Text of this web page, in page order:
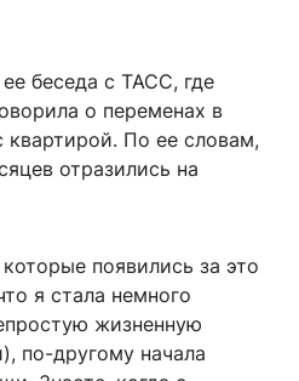
беседа с ТАСС, где
о переменах в
квартирой. По ее словам,
отразились на
появились за это
я стала немного
жизненную
по-другому начала